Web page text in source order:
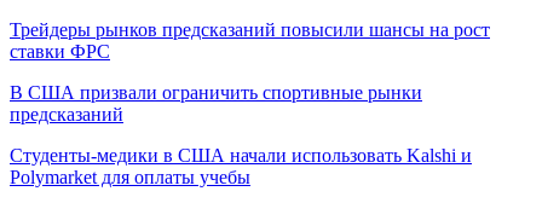
Трейдеры рынков предсказаний повысили шансы на рост
ставки ФРС
В США призвали ограничить спортивные рынки
предсказаний
Студенты-медики в США начали использовать Kalshi и
Polymarket для оплаты учебы